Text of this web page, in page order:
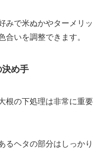
みで米ぬかやターメリッ
合いを調整できます。
め手
根の下処理は非常に重要
るヘタの部分はしっかり